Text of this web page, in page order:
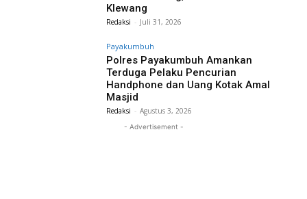
Klewang
Redaksi - Juli 31, 2026
Payakumbuh
Polres Payakumbuh Amankan
Terduga Pelaku Pencurian
Handphone dan Uang Kotak Amal
Masjid
Redaksi - Agustus 3, 2026
- Advertisement -